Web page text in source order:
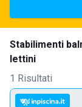
Stabilimenti
lettini
1 Risultati